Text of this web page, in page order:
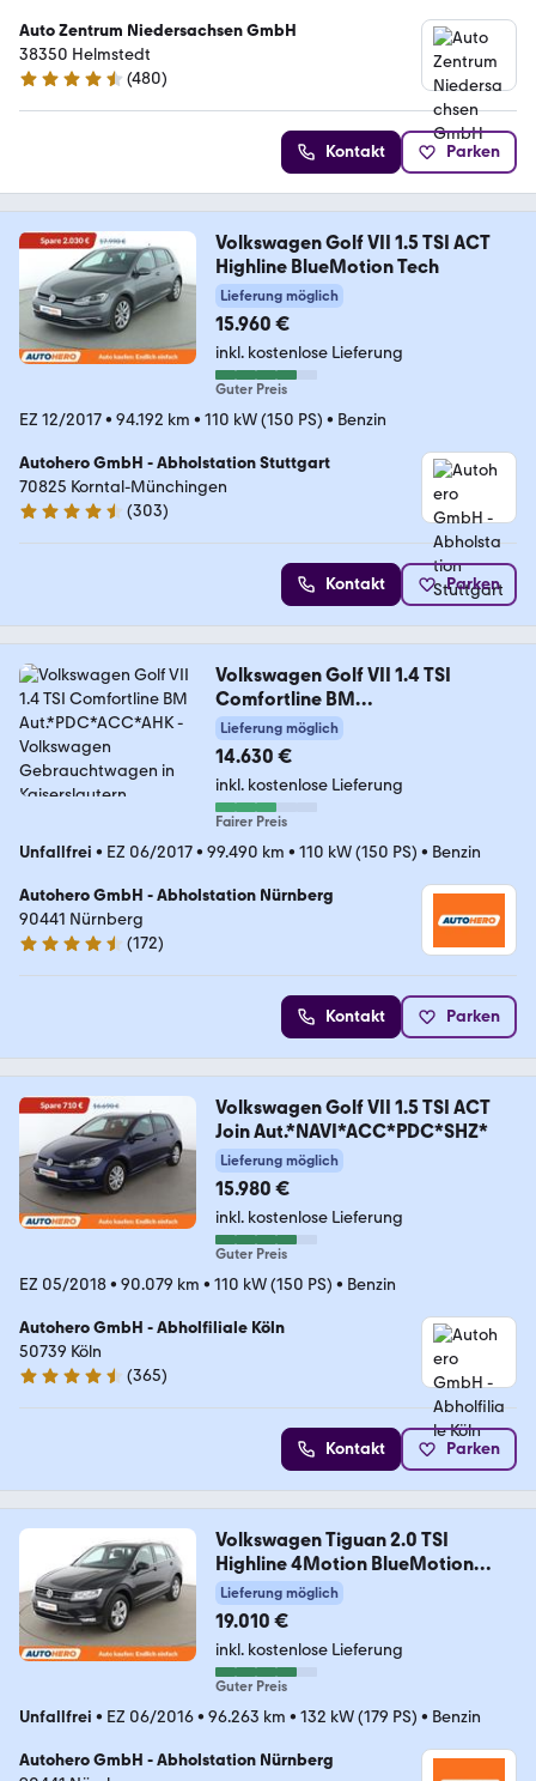
Auto Zentrum Niedersachsen GmbH
38350 Helmstedt
4.5 Sterne
(480)
Kontakt Parken
Volkswagen Golf VII 1.5 TSI ACT
Highline BlueMotion Tech
Lieferung möglich
15.960 €
inkl. kostenlose Lieferung
Guter Preis
EZ 12/2017• 94.192 km • 110 kW (150 PS) • Benzin
Autohero GmbH - Abholstation Stuttgart
70825 Korntal-Münchingen
4.4 Sterne
(303)
Kontakt Parken
Volkswagen Golf VII 1.4 TSI
Comfortline BM
Aut.*PDC*ACC*AHK
Lieferung möglich
14.630 €
inkl. kostenlose Lieferung
Fairer Preis
Unfallfrei • EZ 06/2017• 99.490 km • 110 kW (150 PS) • Benzin
Autohero GmbH - Abholstation Nürnberg
90441 Nürnberg
4.5 Sterne
(172)
Kontakt Parken
Volkswagen Golf VII 1.5 TSI ACT
Join Aut.*NAVI*ACC*PDC*SHZ*
Lieferung möglich
15.980 €
inkl. kostenlose Lieferung
Guter Preis
EZ 05/2018• 90.079 km • 110 kW (150 PS) • Benzin
Autohero GmbH - Abholfiliale Köln
50739 Köln
4.6 Sterne
(365)
Kontakt Parken
Volkswagen Tiguan 2.0 TSI
Highline 4Motion BlueMotion
Tech
Lieferung möglich
19.010 €
inkl. kostenlose Lieferung
Guter Preis
Unfallfrei • EZ 06/2016• 96.263 km • 132 kW (179 PS) • Benzin
Autohero GmbH - Abholstation Nürnberg